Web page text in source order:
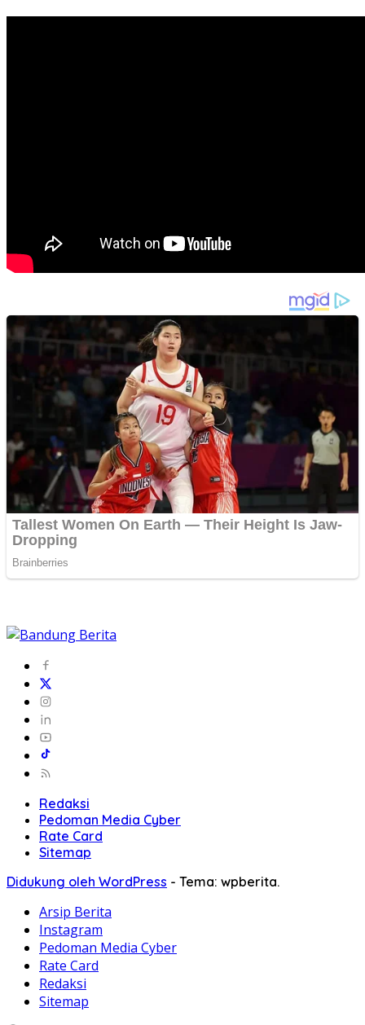
Redaksi
Pedoman Media Cyber
Rate Card
Sitemap
Didukung oleh WordPress
Arsip Berita
Instagram
Pedoman Media Cyber
Rate Card
Redaksi